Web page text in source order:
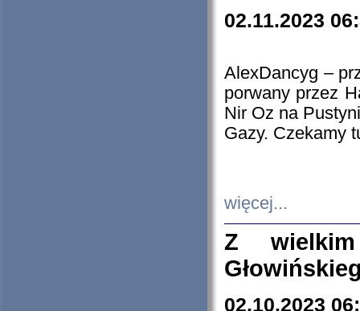
02.11.2023
AlexDancyg –
porwany przez
Nir Oz na
Gazy. Czekamy
więcej...
Z
02.10.2023